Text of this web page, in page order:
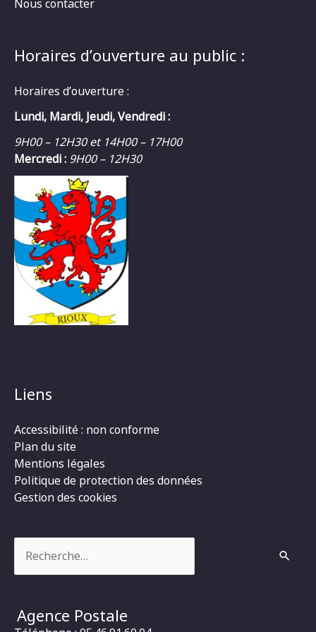
Nous contacter
Horaires d’ouverture au public :
Horaires d’ouverture :
Lundi, Mardi, Jeudi, Vendredi :
9H00 – 12H30 et 14H00 – 17H00
Mercredi : 9H00 – 12H30
Liens
Accessibilité : non conforme
Plan du site
Mentions légales
Politique de protection des données
Gestion des cookies
Agence Postale